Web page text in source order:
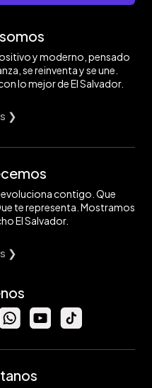
y moderno, pensado
se reinventa y se une.
lo mejor de El Salvador.
❯
contigo. Que
te representa. Mostramos
El Salvador.
❯